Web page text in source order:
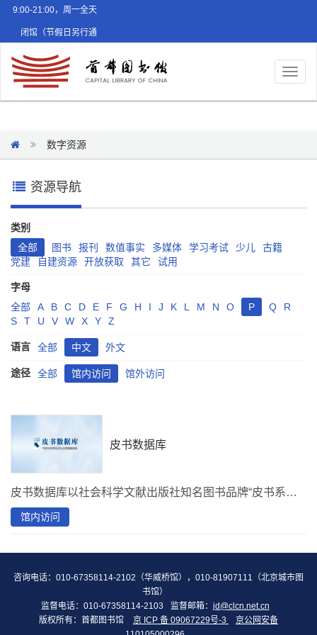
9:00-21:00，周一全天
闭馆（节假日另行通
数字资源
资源导航
类别
全部
图书 报刊 数值事实 多媒体 学习考试 少儿
古籍
党建
自建资源 开放获取 其它 试用
字母
全部
A B C D E F G H I J K L M N O P Q
R
S
T U V W X Y Z
语言 全部 中文 外文
途径 全部 馆内访问 馆外访问
皮书数据库
皮书数据库以社会科学文献出版社知名图书品牌“皮书系列”为基础，主要涉及分析解读当下中国发展变迁的专业著作、智库报告、学术资讯、调研数据等，面向社会大众提供教学科研、咨政议政、投资指南、社会生活指导等服务，收录报告23万篇，累计55亿字。
馆内访问
咨询电话：010-67358114-2102（华威桥馆），010-81907111（北京城市图
书馆）
监督电话：010-67358114-2103
监督邮箱： jd@clcn.net.cn
版权所有：首都图书馆
京 ICP 备 09067229号-3
京公网安备